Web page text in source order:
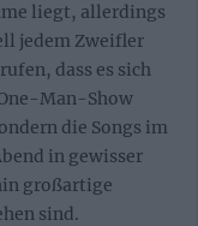
liegt, allerdings
jedem Zweifler
dass es sich
Man-Show
die Songs im
in gewisser
großartige
sind.